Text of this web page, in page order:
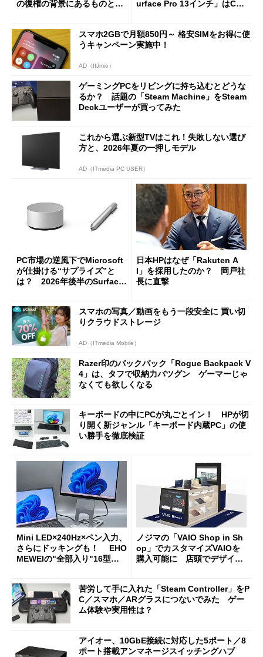
の復権の背景にあるものと
urface Pro 13インチ」はCop
た
スマホ2GBで月額850円～ 格安SIMをお得に使
うキャンペーン実施中！
AD（IIJmio）
ゲーミングPCをリビングに持ち込むとどうな
るか？ 話題の「Steam Machine」をSteam
Deckユーザーが買ってみた
これから選ぶ新型TVはこれ！失敗しない選び
方と、2026年夏の一押しモデル
AD（ITmedia PC USER）
PC市場の逆風下でMicrosoft
が仕掛ける“サプライズ”と
は？ 2026年後半のSurface
日本HPはなぜ「Rakuten A
I」を採用したのか？ 岡戸社
長に直撃
スマホの写真／動画をもう一段安全に 買い切
りクラウドストレージ
AD（ITmedia Mobile）
Razer印のバックパック「Rogue Backpack V
4」は、タフで収納力バツグン ゲーマーじゃ
なくても欲しくなる
キーボードの中にPCが丸ごとイン！ HPが切
り開く新ジャンル「キーボード内蔵PC」の使
い勝手を徹底検証
Mini LED×240Hz×ペン入力、
さらにドッキングも！ EHO
MEWEIの"全部入り"16型モ
ノジマの「VAIO Shop in Sh
op」でカスタマイズVAIOを
購入可能に 店頭でデザイン
苦労して手に入れた「Steam Controller」をP
C／スマホ／ARグラスにつないでみた ゲー
ム体験や実用性は？
アイオー、10GbE接続に対応した5ポート／8
ポート搭載アンマネージスイッチングハブ